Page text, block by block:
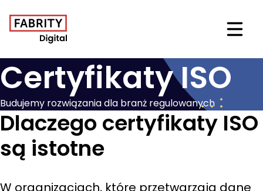
Certyfikaty ISO
Budujemy rozwiązania dla branż regulowanych
Dlaczego certyfikaty ISO
są istotne
W organizacjach, które przetwarzają dane